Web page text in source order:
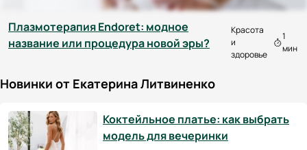
Плазмотерапия Endoret: модное
название или процедура новой эры?
Красота
и
здоровье
1
мин
Новинки от Екатерина Литвиненко
Коктейльное платье: как выбрать
модель для вечеринки